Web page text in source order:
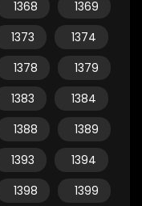
1368
1369
1373
1374
1378
1379
1383
1384
1388
1389
1393
1394
1398
1399